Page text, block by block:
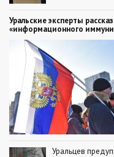
Уральские эксперты
«информационного
Уральцев